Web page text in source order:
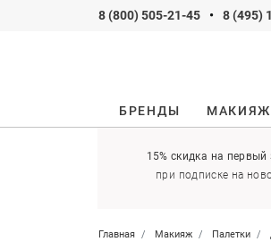
8 (800) 505-21-45 • 8 (495)
БРЕНДЫ МАКИЯЖ
15% скидка на первый
при подписке на
Главная Макияж Палетки